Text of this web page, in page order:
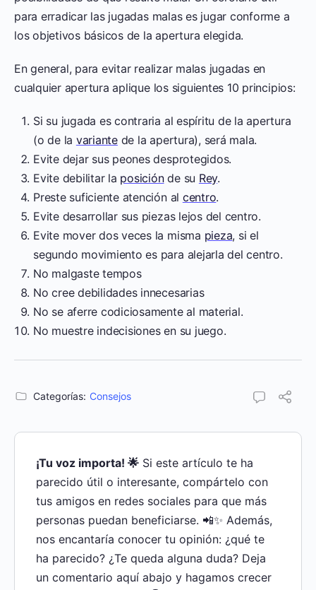
para erradicar las jugadas malas es jugar conforme a
los objetivos básicos de la apertura elegida.
En general, para evitar realizar malas jugadas en
cualquier apertura aplique los siguientes 10 principios:
Si su jugada es contraria al espíritu de la apertura
(o de la variantede la apertura), será mala.
Evite dejar sus peones desprotegidos.
Evite debilitar la posiciónde su Rey.
Preste suficiente atención al centro.
Evite desarrollar sus piezas lejos del centro.
Evite mover dos veces la misma pieza, si el
segundo movimiento es para alejarla del centro.
No malgaste tempos
No cree debilidades innecesarias
No se aferre codiciosamente al material.
No muestre indecisiones en su juego.
Categorías: Consejos
¡Tu voz importa! 🌟 Si este artículo te ha
parecido útil o interesante, compártelo con
tus amigos en redes sociales para que más
personas puedan beneficiarse. 📲✨ Además,
nos encantaría conocer tu opinión: ¿qué te
ha parecido? ¿Te queda alguna duda? Deja
un comentario aquí abajo y hagamos crecer